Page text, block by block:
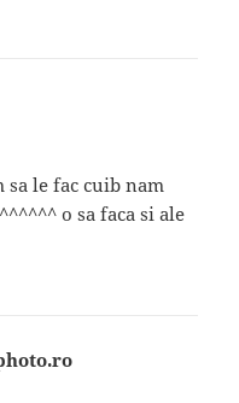
sa le fac cuib nam
o sa faca si ale